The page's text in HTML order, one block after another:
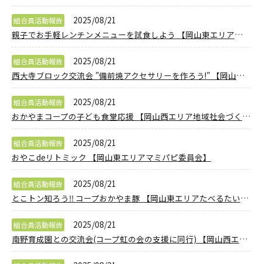
組合員活動報告
2025/08/21
親子でお手軽レンチンメニューを試食しよう 【岡山東エリアマミパピ委員会】
組合員活動報告
2025/08/21
西大寺ブロック交流会 ”備前焼アクセサリーを作ろう!” 【岡山東エリア西大寺ブロック委員会】
組合員活動報告
2025/08/21
おかやまコープの子ども食堂応援 【岡山西エリア地域社会づくりPJ】
組合員活動報告
2025/08/21
おやこdeリトミック 【岡山東エリアマミパピ委員会】
組合員活動報告
2025/08/21
とこトン知ろう‼ コープおかやま豚 【岡山東エリアたべるたいせつPJ】
組合員活動報告
2025/08/21
南野育成園との交流会(コープ虹の会の支援に同行) 【岡山西エリア地域社会づくりPJ】